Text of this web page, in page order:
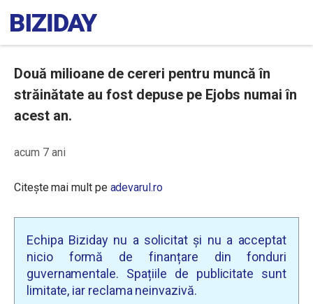
Două milioane de cereri pentru muncă în
străinătate au fost depuse pe Ejobs numai în
acest an.
acum 7 ani
Citește mai mult pe adevarul.ro
Echipa Biziday nu a solicitat și nu a acceptat
nicio formă de finanțare din fonduri
guvernamentale. Spațiile de publicitate sunt
limitate, iar reclama neinvazivă.